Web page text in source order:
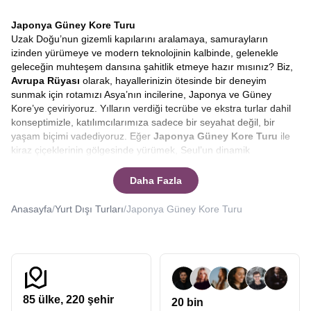
Japonya Güney Kore Turu
Uzak Doğu’nun gizemli kapılarını aralamaya, samurayların
izinden yürümeye ve modern teknolojinin kalbinde, gelenekle
geleceğin muhteşem dansına şahitlik etmeye hazır mısınız? Biz,
Avrupa Rüyası olarak, hayallerinizin ötesinde bir deneyim
sunmak için rotamızı Asya’nın incilerine, Japonya ve Güney
Kore’ye çeviriyoruz. Yılların verdiği tecrübe ve ekstra turlar dahil
konseptimizle, katılımcılarımıza sadece bir seyahat değil, bir
yaşam biçimi vadediyoruz. Eğer Japonya Güney Kore Turu ile
kiraz çiçeklerinin gölgesinde yürümek, Seul’un dinamik
isterseniz, doğru yerdesiniz.Japonya turları, Güney Kore
düzenleyen Avrupa Rüyası uzak doğunun kalbine sizleri de
götürebilir.
turu, sadece yeni yerler görmek değil, dünyaya bakış açınızı
değiştirecek bir içsel yolculuktur. Bizimle çıkacağınız bu
yolculukta, Tokyo’nun neon ışıkları altında geleceğe adım
Daha Fazla
Anasayfa/Yurt Dışı Turları/Japonya Güney Kore Turu
85 ülke, 220 şehir 20 bin